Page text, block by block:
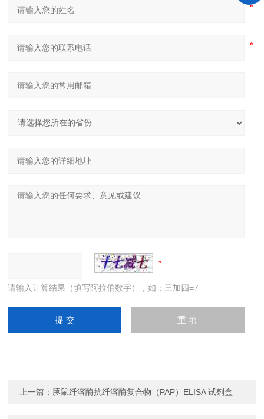
请输入计算结果（填写阿拉伯数字），如：三加四=7
上一篇： 豚鼠纤溶酶抗纤溶酶复合物（PAP）ELISA 试剂盒